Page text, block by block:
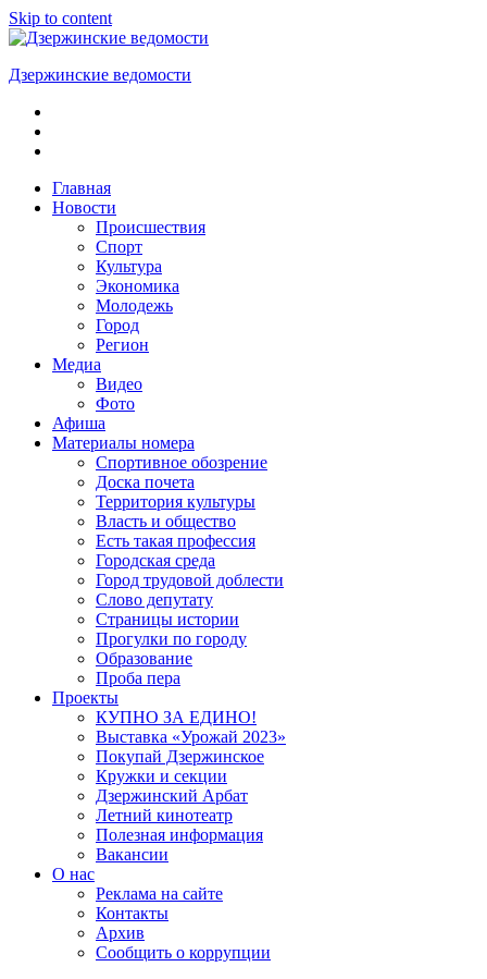
Skip to content
Дзержинские ведомости
ОБЩЕСТВЕННО-
ПОЛИТИЧЕСКАЯ
ГАЗЕТАГлавная
Новости
Происшествия
Спорт
Культура
Экономика
Молодежь
Город
Регион
Медиа
Видео
Фото
Афиша
Материалы номера
Спортивное обозрение
Доска почета
Территория культуры
Власть и общество
Есть такая профессия
Городская среда
Город трудовой доблести
Слово депутату
Страницы истории
Прогулки по городу
Образование
Проба пера
Проекты
КУПНО ЗА ЕДИНО!
Выставка «Урожай 2023»
Покупай Дзержинское
Кружки и секции
Дзержинский Арбат
Летний кинотеатр
Полезная информация
Вакансии
О нас
Реклама на сайте
Контакты
Архив
Сообщить о коррупции